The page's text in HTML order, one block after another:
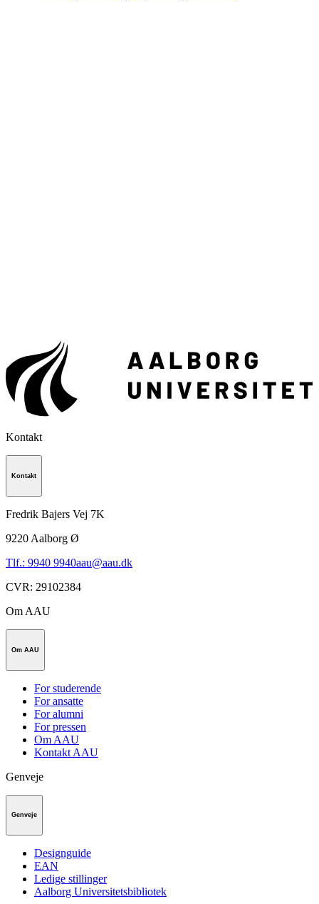
Kontakt
Kontakt
Fredrik Bajers Vej 7K
9220 Aalborg Ø
Tlf.: 9940 9940aau@aau.dk
CVR: 29102384
Om AAU
Om AAU
For studerende
For ansatte
For alumni
For pressen
Om AAU
Kontakt AAU
Genveje
Genveje
Designguide
EAN
Ledige stillinger
Aalborg Universitetsbibliotek